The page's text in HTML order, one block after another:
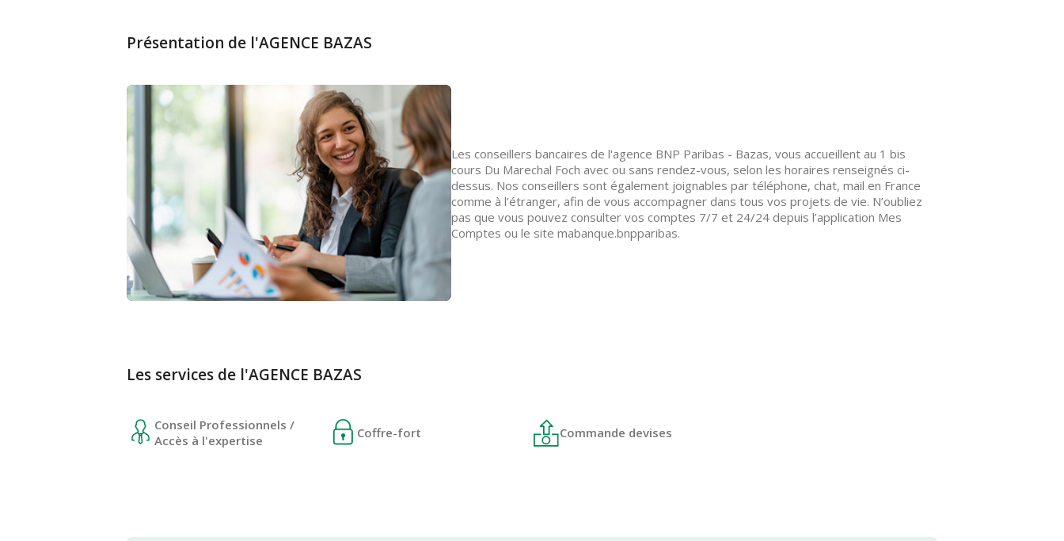
Présentation de l'AGENCE BAZAS
Les conseillers bancaires de l'agence BNP Paribas - Bazas, vous accueillent au 1 bis
cours Du Marechal Foch avec ou sans rendez-vous, selon les horaires renseignés ci-
dessus. Nos conseillers sont également joignables par téléphone, chat, mail en France
comme à l’étranger, afin de vous accompagner dans tous vos projets de vie. N’oubliez
pas que vous pouvez consulter vos comptes 7/7 et 24/24 depuis l’application Mes
Comptes ou le site mabanque.bnpparibas.
Les services de l'AGENCE BAZAS
Conseil Professionnels /
Accès à l'expertise
Coffre-fort Commande devises